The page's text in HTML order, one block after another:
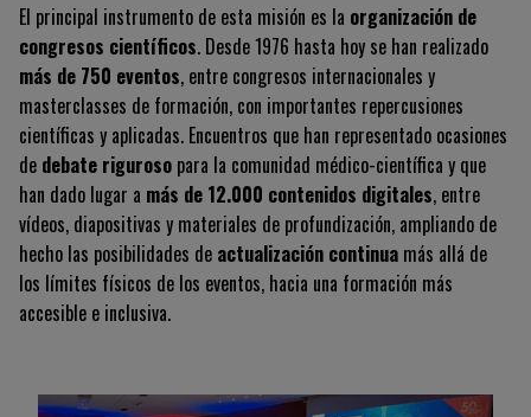
El principal instrumento de esta misión es la organización de
congresos científicos. Desde 1976 hasta hoy se han realizado
más de 750 eventos, entre congresos internacionales y
masterclasses de formación, con importantes repercusiones
científicas y aplicadas. Encuentros que han representado ocasiones
de debate riguroso para la comunidad médico-científica y que
han dado lugar a más de 12.000 contenidos digitales, entre
vídeos, diapositivas y materiales de profundización, ampliando de
hecho las posibilidades de actualización continua más allá de
los límites físicos de los eventos, hacia una formación más
accesible e inclusiva.